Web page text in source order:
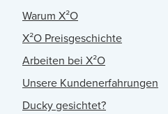
Warum X²O
X²O Preisgeschichte
Arbeiten bei X²O
Unsere Kundenerfahrungen
Ducky gesichtet?